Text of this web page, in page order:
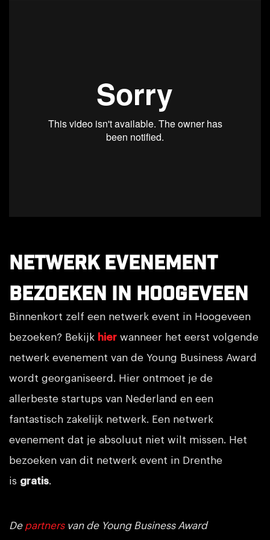
Netwerk evenement
bezoeken in Hoogeveen
Binnenkort zelf een netwerk event in Hoogeveen
bezoeken? Bekijk hier wanneer het eerst volgende
netwerk evenement van de Young Business Award
wordt georganiseerd. Hier ontmoet je de
allerbeste startups van Nederland en een
fantastisch zakelijk netwerk. Een netwerk
evenement dat je absoluut niet wilt missen. Het
bezoeken van dit netwerk event in Drenthe
is gratis.
De partnersvan de Young Business Award